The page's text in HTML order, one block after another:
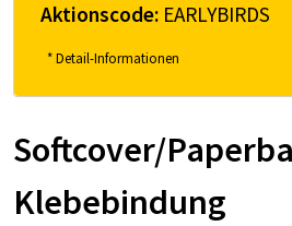
Aktionscode: EARLYBIRDS
* Detail-Informationen
Softcover/
Klebebindung